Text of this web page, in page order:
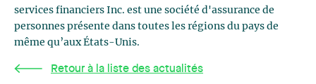
services financiers Inc. est une société d'assurance de
personnes présente dans toutes les régions du pays de
même qu’aux États-Unis.
Retour à la liste des actualités